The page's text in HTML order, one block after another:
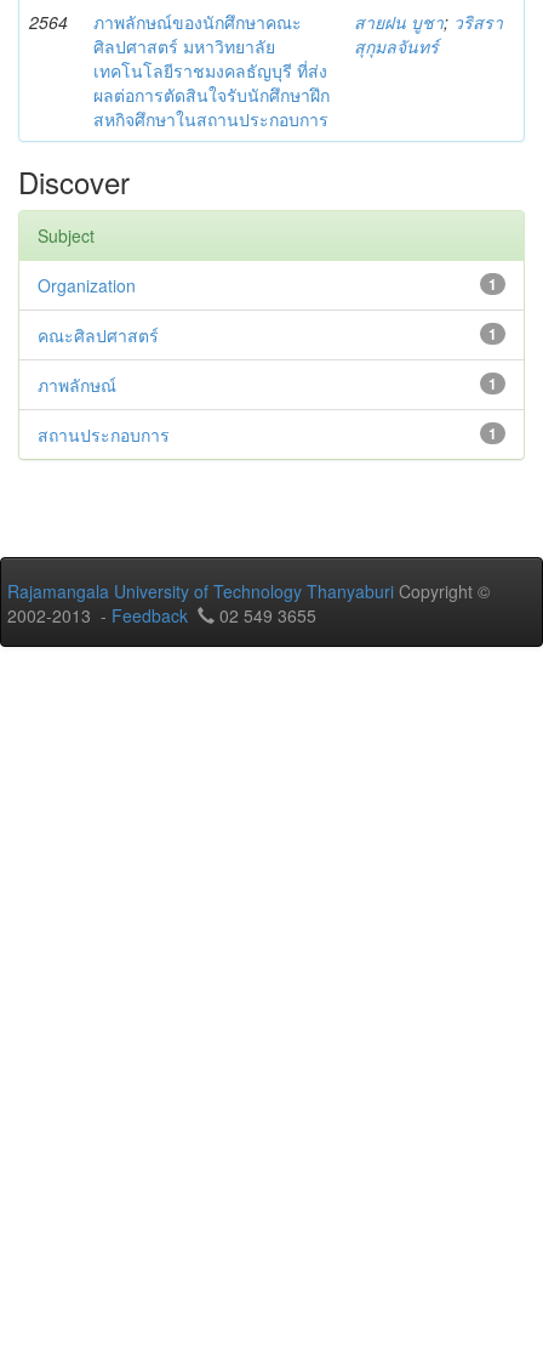
2564
ภาพลักษณ์ของนักศึกษาคณะ
ศิลปศาสตร์ มหาวิทยาลัย
เทคโนโลยีราชมงคลธัญบุรี ที่ส่ง
ผลต่อการตัดสินใจรับนักศึกษาฝึก
สหกิจศึกษาในสถานประกอบการ
สายฝน บูชา; วริสรา
สุกุมลจันทร์
Discover
Subject
1
Organization
1
คณะศิลปศาสตร์
1
ภาพลักษณ์
1
สถานประกอบการ
Rajamangala University of Technology Thanyaburi Copyright ©
2002-2013 - Feedback 02 549 3655